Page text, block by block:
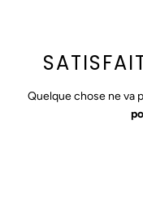
Quelque chose ne va